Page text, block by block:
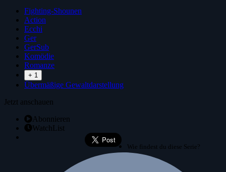
Fighting-Shounen
Action
Ecchi
Ger
GerSub
Komödie
Romanze
+ 1
Übermäßige Gewaltdarstellung
Jetzt anschauen
Abonnieren
WatchList
Wie findest du diese Serie?